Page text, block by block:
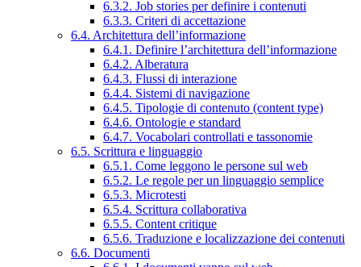
6.3.2. Job stories per definire i contenuti
6.3.3. Criteri di accettazione
6.4. Architettura dell’informazione
6.4.1. Definire l’architettura dell’informazione
6.4.2. Alberatura
6.4.3. Flussi di interazione
6.4.4. Sistemi di navigazione
6.4.5. Tipologie di contenuto (content type)
6.4.6. Ontologie e standard
6.4.7. Vocabolari controllati e tassonomie
6.5. Scrittura e linguaggio
6.5.1. Come leggono le persone sul web
6.5.2. Le regole per un linguaggio semplice
6.5.3. Microtesti
6.5.4. Scrittura collaborativa
6.5.5. Content critique
6.5.6. Traduzione e localizzazione dei contenuti
6.6. Documenti